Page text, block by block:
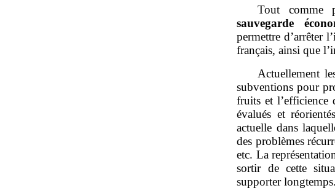
Tout comme
sauvegarde
permettre d’arrêter
français, ainsi que
Actuellement
subventions pour
fruits et l’efficience
évalués et
actuelle dans
des problèmes
etc. La
sortir de cette
supporter longtemps.